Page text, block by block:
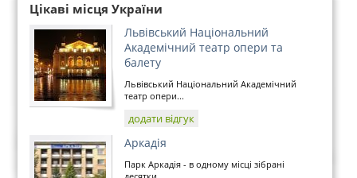
Цікаві місця України
Львівський Національний
Академічний театр опери та
балету
Львівський Національний Академічний
театр опери...
додати відгук
Аркадія
Парк Аркадія - в одному місці зібрані